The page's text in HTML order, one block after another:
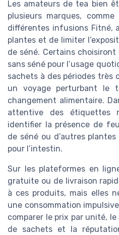
Les amateurs de tea bien
plusieurs marques,
différentes infusions Fitné,
plantes et de limiter
de séné. Certains
sans séné pour l’usage
sachets à des périodes très
un voyage perturbant le
changement alimentaire.
attentive des étiquettes
identifier la présence de
de séné ou d’autres
pour l’intestin.
Sur les plateformes en
gratuite ou de livraison
à ces produits, mais elles
une consommation
comparer le prix par unité,
de sachets et la